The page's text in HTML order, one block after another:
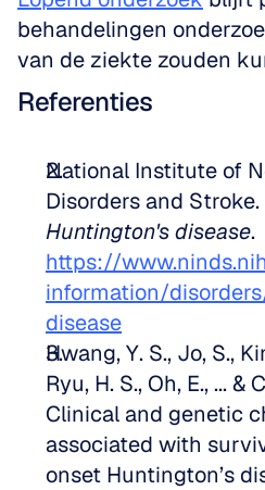
behandelingen
van de ziekte zouden
Referenties
National Institute of
Huntington's disease
https://
information/
disease
Hwang, Y. S., Jo, S.,
Ryu, H. S., Oh, E., ... &
Clinical and genetic
associated with
onset Huntington’s